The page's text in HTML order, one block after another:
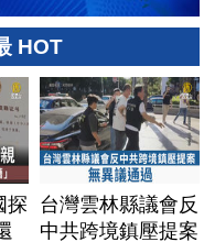
HOT
探
台灣雲林縣議會反
中共跨境鎮壓提案